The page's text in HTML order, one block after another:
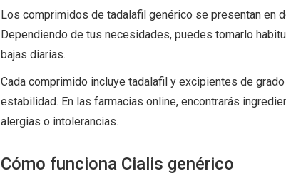
Los comprimidos de tadalafil genérico se presentan en
Dependiendo de tus necesidades, puedes tomarlo
bajas diarias.
Cada comprimido incluye tadalafil y excipientes de
estabilidad. En las farmacias online, encontrarás
alergias o intolerancias.
Cómo funciona Cialis genérico